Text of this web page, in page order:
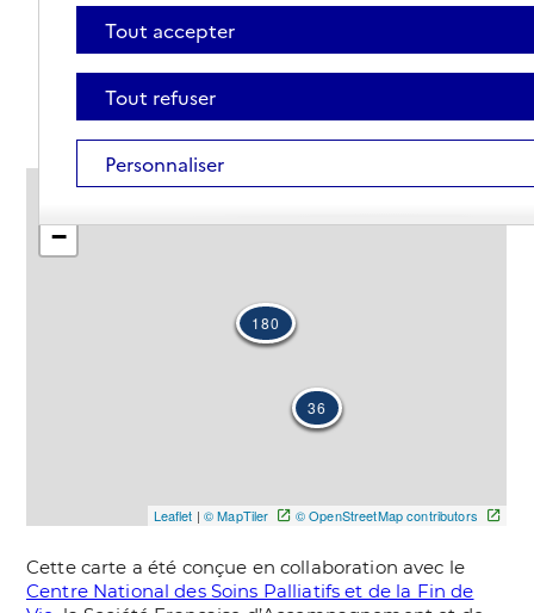
Tout accepter
Tout refuser
Personnaliser